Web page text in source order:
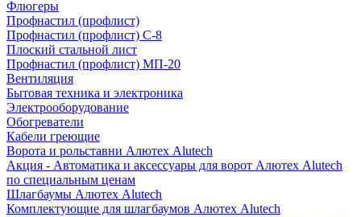
Флюгеры
Профнастил (профлист)
Профнастил (профлист) С-8
Плоский стальной лист
Профнастил (профлист) МП-20
Вентиляция
Бытовая техника и электроника
Электрооборудование
Обогреватели
Кабели греющие
Ворота и рольставни Алютех Alutech
Акция - Автоматика и аксессуары для ворот Алютех Alutech
по специальным ценам
Шлагбаумы Алютех Alutech
Комплектующие для шлагбаумов Алютех Alutech